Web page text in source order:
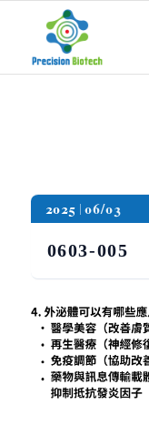
2025 06/03
0603-005